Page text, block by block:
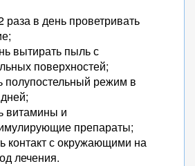
в день проветривать
вытирать пыль с
поверхностей;
полупостельный режим в
витамины и
препараты;
контакт с окружающими на
лечения.